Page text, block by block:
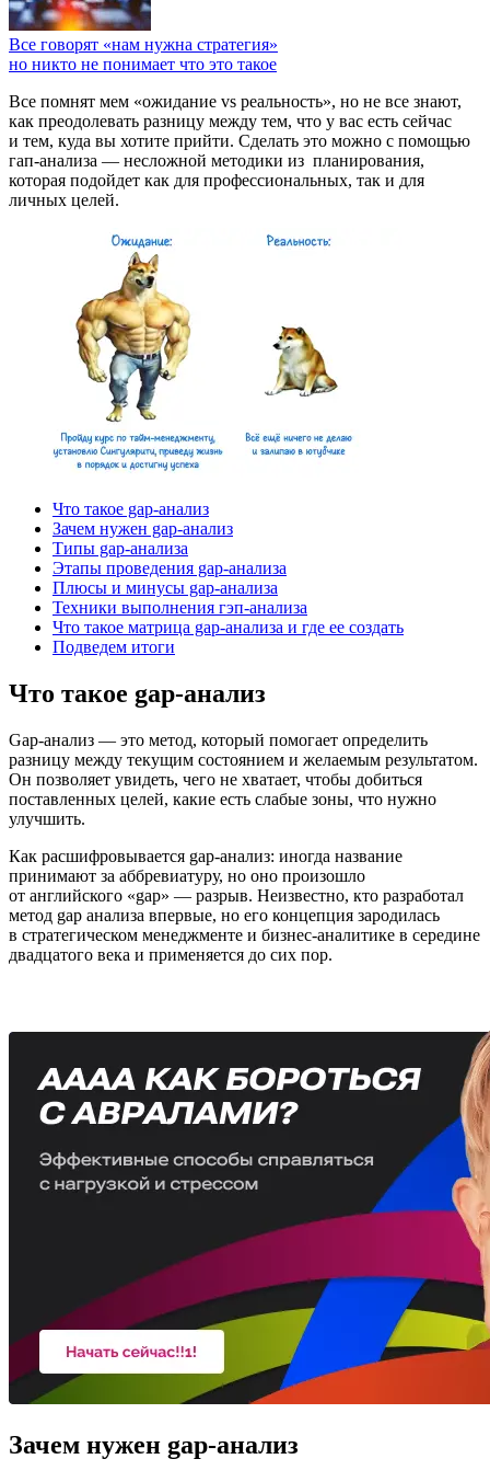
Все говорят «нам нужна стратегия»
но никто не понимает что это такое
Все помнят мем «ожидание vs реальность», но не все знают,
как преодолевать разницу между тем, что у вас есть сейчас
и тем, куда вы хотите прийти. Сделать это можно с помощью
гап-анализа — несложной методики из планирования,
которая подойдет как для профессиональных, так и для
личных целей.
Что такое gap-анализ
Зачем нужен gap-анализ
Типы gap-анализа
Этапы проведения gap-анализа
Плюсы и минусы gap-анализа
Техники выполнения гэп-анализа
Что такое матрица gap-анализа и где ее создать
Подведем итоги
Что такое gap-анализ
Gap-анализ — это метод, который помогает определить
разницу между текущим состоянием и желаемым результатом.
Он позволяет увидеть, чего не хватает, чтобы добиться
поставленных целей, какие есть слабые зоны, что нужно
улучшить.
Как расшифровывается gap-анализ: иногда название
принимают за аббревиатуру, но оно произошло
от английского «gap» — разрыв. Неизвестно, кто разработал
метод gap анализа впервые, но его концепция зародилась
в стратегическом менеджменте и бизнес-аналитике в середине
двадцатого века и применяется до сих пор.
Зачем нужен gap-анализ